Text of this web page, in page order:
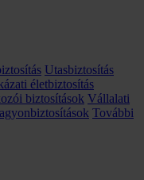
Utasbiztosítás
életbiztosítás
biztosítások Vállalati
További